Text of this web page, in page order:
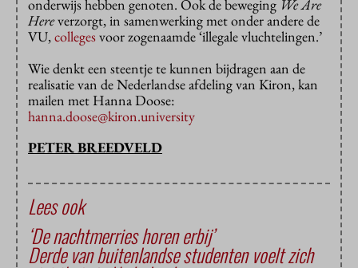
onderwijs hebben genoten. Ook de beweging We Are
Hereverzorgt, in samenwerking met onder andere de
VU,collegesvoor zogenaamde ‘illegale vluchtelingen.’
Wie denkt een steentje te kunnen bijdragen aan de
realisatie van de Nederlandse afdeling van Kiron, kan
mailen met Hanna Doose:
hanna.doose@kiron.university
PETER BREEDVELD
Lees ook
‘De nachtmerries horen erbij’
Derde van buitenlandse studenten voelt zich